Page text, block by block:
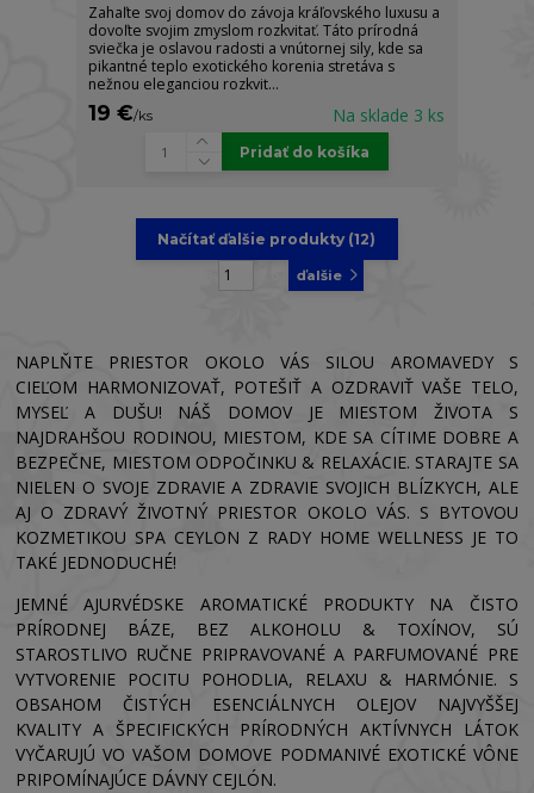
Zahaľte svoj domov do závoja kráľovského luxusu a
dovoľte svojim zmyslom rozkvitať. Táto prírodná
sviečka je oslavou radosti a vnútornej sily, kde sa
pikantné teplo exotického korenia stretáva s
nežnou eleganciou rozkvit...
19 €/ks Na sklade 3 ks
Pridať do košíka
Načítať ďalšie produkty (12)
ďalšie
NAPLŇTE PRIESTOR OKOLO VÁS SILOU AROMAVEDY S
CIEĽOM HARMONIZOVAŤ, POTEŠIŤ A OZDRAVIŤ VAŠE TELO,
MYSEĽ A DUŠU! NÁŠ DOMOV JE MIESTOM ŽIVOTA S
NAJDRAHŠOU RODINOU, MIESTOM, KDE SA CÍTIME DOBRE A
BEZPEČNE, MIESTOM ODPOČINKU & RELAXÁCIE. STARAJTE SA
NIELEN O SVOJE ZDRAVIE A ZDRAVIE SVOJICH BLÍZKYCH, ALE
AJ O ZDRAVÝ ŽIVOTNÝ PRIESTOR OKOLO VÁS. S BYTOVOU
KOZMETIKOU SPA CEYLON Z RADY HOME WELLNESS JE TO
TAKÉ JEDNODUCHÉ!
JEMNÉ AJURVÉDSKE AROMATICKÉ PRODUKTY NA ČISTO
PRÍRODNEJ BÁZE, BEZ ALKOHOLU & TOXÍNOV, SÚ
STAROSTLIVO RUČNE PRIPRAVOVANÉ A PARFUMOVANÉ PRE
VYTVORENIE POCITU POHODLIA, RELAXU & HARMÓNIE. S
OBSAHOM ČISTÝCH ESENCIÁLNYCH OLEJOV NAJVYŠŠEJ
KVALITY A ŠPECIFICKÝCH PRÍRODNÝCH AKTÍVNYCH LÁTOK
VYČARUJÚ VO VAŠOM DOMOVE PODMANIVÉ EXOTICKÉ VÔNE
PRIPOMÍNAJÚCE DÁVNY CEJLÓN.